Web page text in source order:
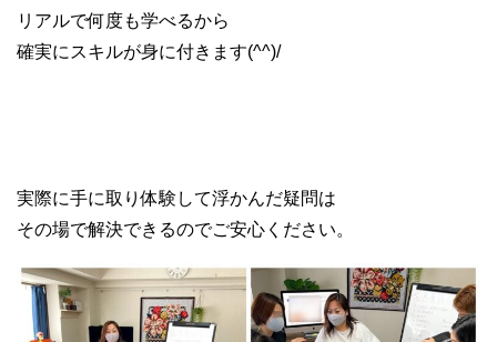
リアルで何度も学べるから
確実にスキルが身に付きます(^^)/
実際に手に取り体験して浮かんだ疑問は
その場で解決できるのでご安心ください。